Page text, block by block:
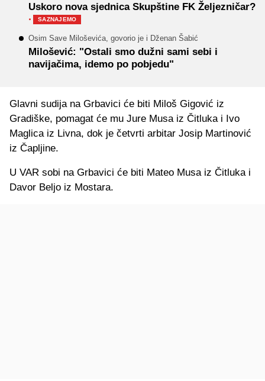
Uskoro nova sjednica Skupštine FK Željezničar?
· SAZNAJEMO
Osim Save Miloševića, govorio je i Dženan Šabić
Milošević: "Ostali smo dužni sami sebi i
navijačima, idemo po pobjedu"
Glavni sudija na Grbavici će biti Miloš Gigović iz
Gradiške, pomagat će mu Jure Musa iz Čitluka i Ivo
Maglica iz Livna, dok je četvrti arbitar Josip Martinović
iz Čapljine.
U VAR sobi na Grbavici će biti Mateo Musa iz Čitluka i
Davor Beljo iz Mostara.